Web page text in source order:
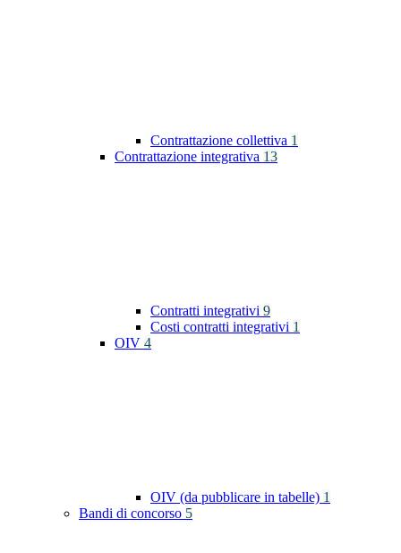
Contrattazione collettiva 1
Contrattazione integrativa 13
Contratti integrativi 9
Costi contratti integrativi 1
OIV 4
OIV (da pubblicare in tabelle) 1
Bandi di concorso 5